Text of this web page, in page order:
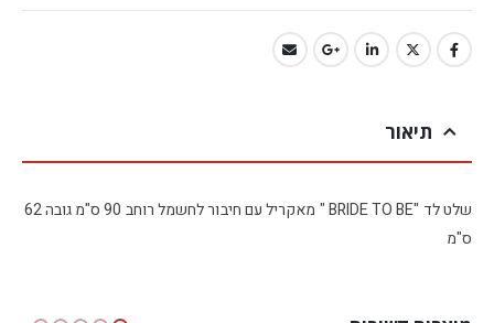
תיאור
שלט לד "BRIDE TO BE " מאקריל עם חיבור לחשמל רוחב 90 ס"מ גובה 62
ס"מ